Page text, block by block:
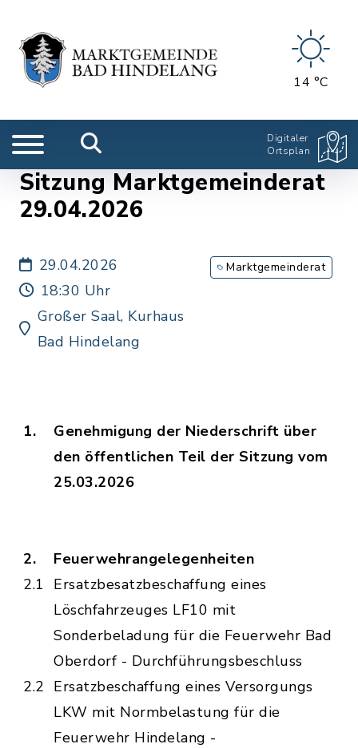
14 °C
Digitaler
Ortsplan
Sitzung Marktgemeinderat
29.04.2026
29.04.2026
18:30 Uhr
Großer Saal, Kurhaus
Bad Hindelang
Marktgemeinderat
1.
Genehmigung der Niederschrift über
den öffentlichen Teil der Sitzung vom
25.03.2026
2.
Feuerwehrangelegenheiten
2.1
Ersatzbesatzbeschaffung eines
Löschfahrzeuges LF10 mit
Sonderbeladung für die Feuerwehr Bad
Oberdorf - Durchführungsbeschluss
2.2 Ersatzbeschaffung eines Versorgungs
LKW mit Normbelastung für die
Feuerwehr Hindelang -